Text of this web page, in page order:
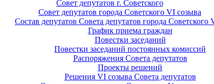
Совет депутатов г. Советского
Совет депутатов города Советского VI созыва
Состав депутатов Совета депутатов города Советского
График приема граждан
Повестки заседаний
Повестки заседаний постоянных комиссий
Распоряжения Совета депутатов
Проекты решений
Решения VI созыва Совета депутатов